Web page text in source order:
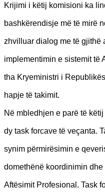
Krijimi i këtij komisioni ka
bashkërendisje më të mirë
zhvilluar dialog me të gjithë
implementimin e sistemit të
tha Kryeministri i
hapje të takimit.
Në mbledhjen e parë të
dy task forcave të veçanta.
synim përmirësimin e
domethënë koordinimin
Aftësimit Profesional. Task